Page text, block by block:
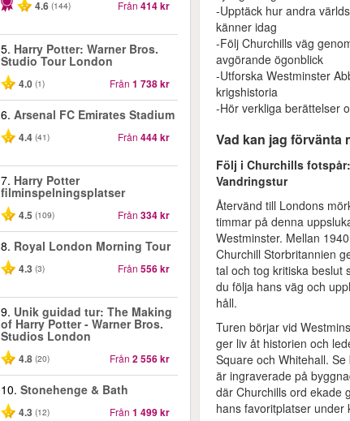
4.6 (144) Från 414 kr
5. Harry Potter: Warner Bros.
Studio Tour London
4.0 (1) Från 1 738 kr
6. Arsenal FC Emirates Stadium
4.4 (41) Från 444 kr
7. Harry Potter
filminspelningsplatser
4.5 (109) Från 334 kr
8. Royal London Morning Tour
4.3 (3) Från 556 kr
9. Unik guidad tur: The Making
of Harry Potter - Warner Bros.
Studios London
4.8 (20) Från 2 556 kr
10. Stonehenge & Bath
4.3 (12) Från 1 499 kr
-Upptäck hur andra
känner idag
-Följ Churchills väg
avgörande ögonblick
-Utforska Westminster
krigshistoria
-Hör verkliga berättelser
Vad kan jag förvänta
Följ i Churchills
Vandringstur
Återvänd till Londons
timmar på denna
Westminster. Mellan
Churchill Storbritannien
tal och tog kritiska beslut
du följa hans väg och
håll.
Turen börjar vid
ger liv åt historien och
Square och Whitehall.
är ingraverade på
där Churchills ord ekade
hans favoritplatser under